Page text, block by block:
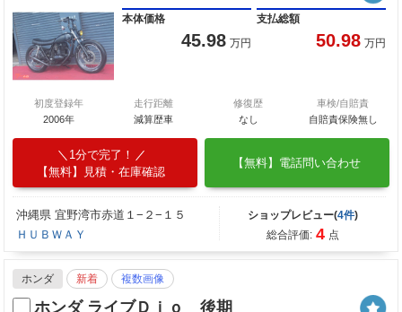
本体価格
45.98 万円
支払総額
50.98 万円
初度登録年
2006年
走行距離
減算歴車
修復歴
なし
車検/自賠責
自賠責保険無し
1分で完了！
【無料】見積・在庫確認
【無料】電話問い合わせ
沖縄県 宜野湾市赤道１−２−１５
ＨＵＢＷＡＹ
ショップレビュー(4件)
総合評価: 4 点
ホンダ 新着 複数画像
ホンダ ライブＤｉｏ 後期